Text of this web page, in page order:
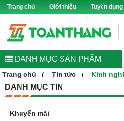
Trang chủ Giới thiệu Tuyển dụng
DANH MỤC SẢN PHẨM
Trang chủ Tin tức Kinh
DANH MỤC TIN
Khuyến mãi